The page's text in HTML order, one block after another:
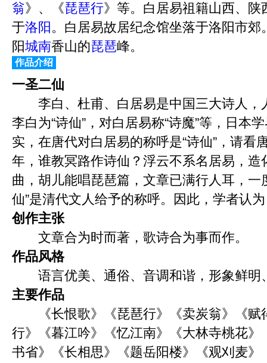
翁》、《琵琶行》等。白居易祖籍山西、
于洛阳。白居易故居纪念馆坐落于洛阳市
阳城南香山的琵琶峰。
作品介绍
一圣二仙
李白、杜甫、白居易是中国三大诗人，人
李白为“诗仙”，对白居易称“诗魔”等，日本
实，在唐代对白居易的称呼是“诗仙”，请看
年，谁教冥路作诗仙？浮云不系名居易，
曲，胡儿能唱琵琶篇，文章已满行人耳，一
仙”是清代文人给予的称呼。因此，学者认
创作主张
文章合为时而著，歌诗合为事而作。
作品风格
语言优美、通俗、音调和谐，形象鲜明
主要作品
《长恨歌》《琵琶行》《卖炭翁》《赋
行》《暮江吟》《忆江南》《大林寺桃花
书省》《长相思》《题岳阳楼》《观刈麦